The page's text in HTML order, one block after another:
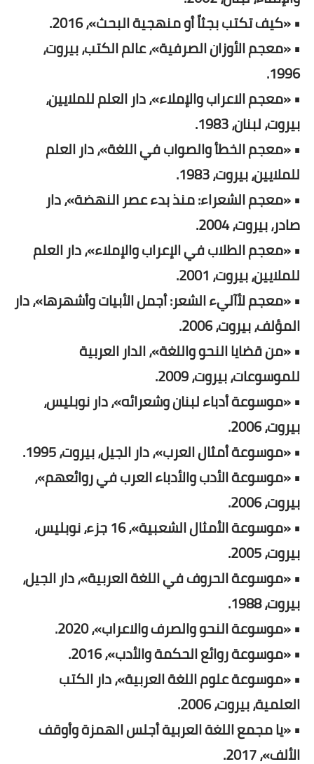
• «كيف تكتب بجثاً أو منهجية البحث»، 2016.
• «معجم الأوزان الصرفية»، عالم الكتب، بيروت،
1996.
• «معجم الاعراب والإملاء»، دار العلم للملايين،
بيروت، لبنان، 1983.
• «معجم الخطأ والصواب في اللغة»، دار العلم
للملايين، بيروت، 1983.
• «معجم الشعراء: منذ بدء عصر النهضة»، دار
صادر، بيروت، 2004.
• «معجم الطلاب في الإعراب والإملاء»، دار العلم
للملايين، بيروت، 2001.
• «معجم لأآليء الشعر: أجمل الأبيات وأشهرها»، دار
المؤلف، بيروت، 2006.
• «من قضايا النحو واللغة»، الدار العربية
للموسوعات، بيروت، 2009.
• «موسوعة أدباء لبنان وشعرائه»، دار نوبليس،
بيروت، 2006.
• «موسوعة أمثال العرب»، دار الجيل، بيروت، 1995.
• «موسوعة الأدب والأدباء العرب في روائعهم»،
بيروت، 2006.
• «موسوعة الأمثال الشعبية»، 16 جزء، نوبليس،
بيروت، 2005.
• «موسوعة الحروف في اللغة العربية»، دار الجيل،
بيروت، 1988.
• «موسوعة النحو والصرف والاعراب»، 2020.
• «موسوعة روائع الحكمة والأدب»، 2016.
• «موسوعة علوم اللغة العربية»، دار الكتب
العلمية، بيروت، 2006.
• «يا مجمع اللغة العربية أجلس الهمزة وأوقف
الألف»، 2017.